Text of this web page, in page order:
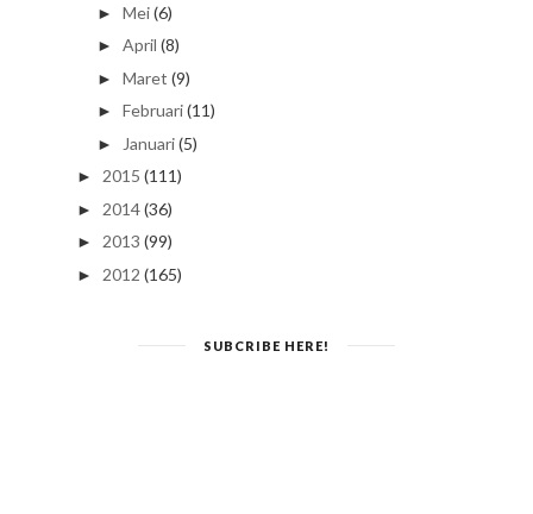
► Mei(6)
► April (8)
► Maret (9)
► Februari(11)
► Januari(5)
► 2015 (111)
► 2014(36)
► 2013 (99)
► 2012 (165)
SUBCRIBE HERE!